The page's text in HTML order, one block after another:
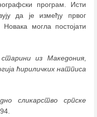
програм. Исти
да је између првог
могла постојати
старини из Македония
ћириличких натписа
сликарство српске